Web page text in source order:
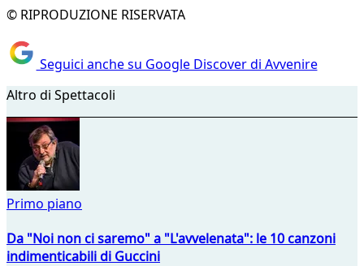
© RIPRODUZIONE RISERVATA
Seguici anche su Google Discover di Avvenire
Altro di Spettacoli
Primo piano
Da "Noi non ci saremo" a "L'avvelenata": le 10 canzoni
indimenticabili di Guccini